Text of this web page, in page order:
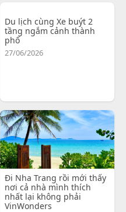
Du lịch cùng Xe buýt 2
tầng ngắm cảnh thành
phố
27/06/2026
Đi Nha Trang rồi mới thấy
nơi cả nhà mình thích
nhất lại không phải
VinWonders